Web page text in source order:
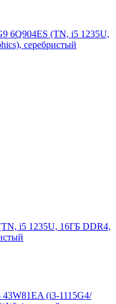
i5 1235U, 16ГБ DDR4,